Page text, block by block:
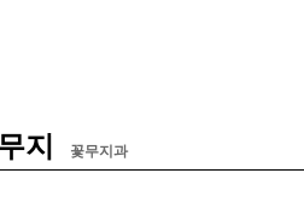
지 꽃무지과